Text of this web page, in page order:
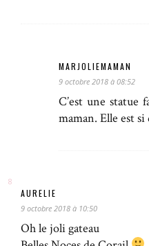
MARJOLIEMAMAN
9 octobre 2018 à 08:52
C’est une statue
maman. Elle est si
AURELIE
9 octobre 2018 à 10:50
Oh le joli gateau